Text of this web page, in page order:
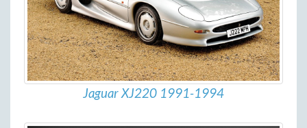
Jaguar XJ220 1991-1994